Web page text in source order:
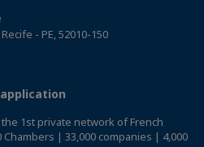
- PE, 52010-150
1st private network of French
| 33,000 companies | 4,000